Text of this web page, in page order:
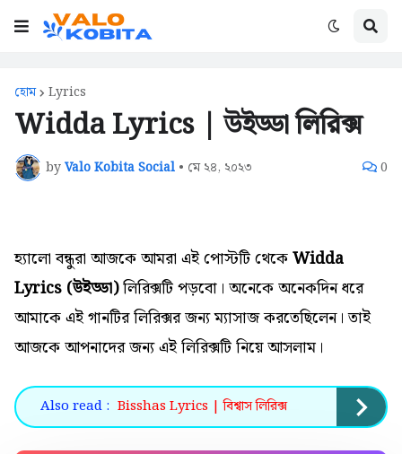
হোম Lyrics
Widda Lyrics | উইড্ডা লিরিক্স
byValo Kobita Social • মে ২৪, ২০২৩ 0
হ্যালো বন্ধুরা আজকে আমরা এই পোস্টটি থেকেWidda
Lyrics (উইড্ডা)লিরিক্সটি পড়বো। অনেকেঅনেকদিন ধরে
আমাকে এই গানটিরলিরিক্সর জন্যম্যাসাজ করতেছিলেন। তাই
আজকে আপনাদের জন্য এইলিরিক্সটি নিয়ে আসলাম।
Also read : Bisshas Lyrics | বিশ্বাস লিরিক্স